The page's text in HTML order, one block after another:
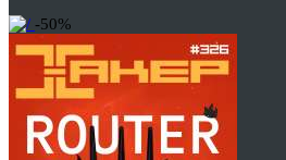
-50%